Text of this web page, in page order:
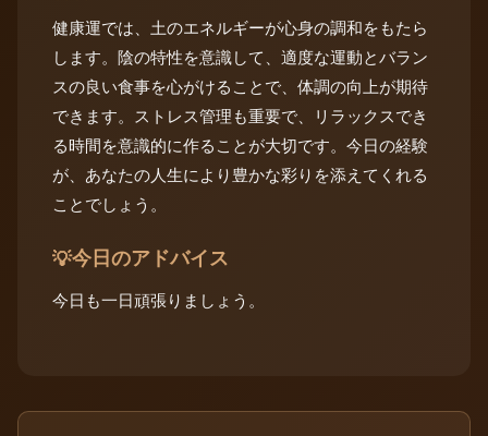
健康運では、土のエネルギーが心身の調和をもたら
します。陰の特性を意識して、適度な運動とバラン
スの良い食事を心がけることで、体調の向上が期待
できます。ストレス管理も重要で、リラックスでき
る時間を意識的に作ることが大切です。今日の経験
が、あなたの人生により豊かな彩りを添えてくれる
ことでしょう。
💡今日のアドバイス
今日も一日頑張りましょう。